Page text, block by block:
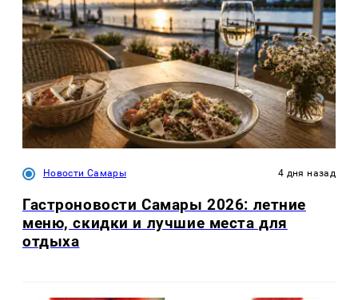
Новости Самары 4 дня назад
Гастроновости Самары 2026: летние
меню, скидки и лучшие места для
отдыха